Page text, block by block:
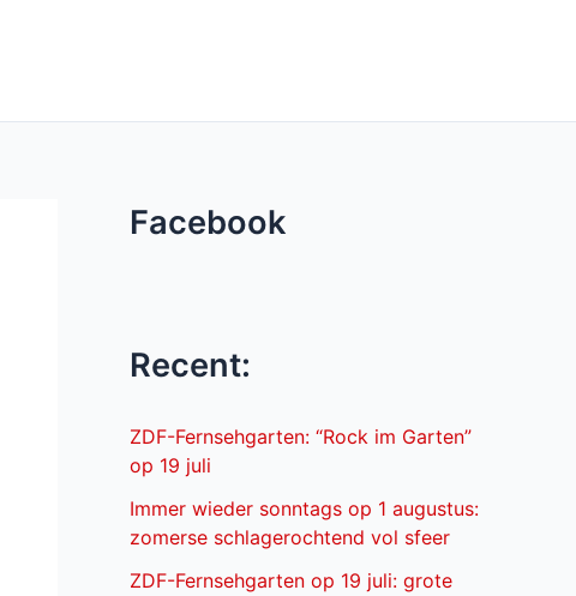
Facebook
Recent:
ZDF-Fernsehgarten: “Rock im Garten”
op 19 juli
Immer wieder sonntags op 1 augustus:
zomerse schlagerochtend vol sfeer
ZDF-Fernsehgarten op 19 juli: grote